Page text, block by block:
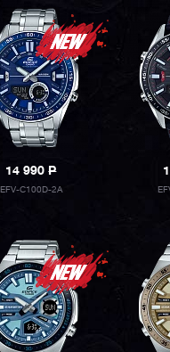
14 990P
EFV-C100D-2A